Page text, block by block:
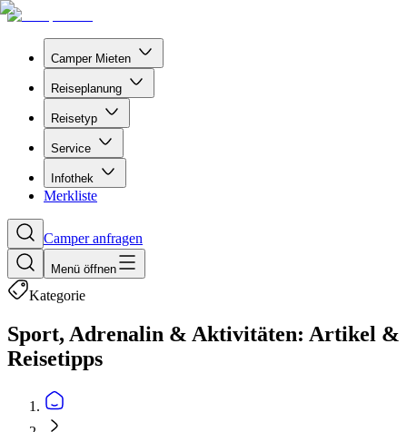
Camper Mieten
Reiseplanung
Reisetyp
Service
Infothek
Merkliste
Camper anfragen
Menü öffnen
Kategorie
Sport, Adrenalin & Aktivitäten: Artikel &
Reisetipps